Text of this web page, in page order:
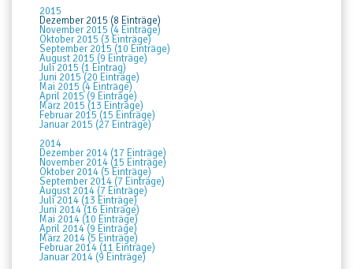
2015
Dezember 2015 (8 Einträge)
November 2015 (4 Einträge)
Oktober 2015 (3 Einträge)
September 2015 (10 Einträge)
August 2015 (9 Einträge)
Juli 2015 (1 Eintrag)
Juni 2015 (20 Einträge)
Mai 2015 (4 Einträge)
April 2015 (9 Einträge)
März 2015 (13 Einträge)
Februar 2015 (15 Einträge)
Januar 2015 (27 Einträge)
2014
Dezember 2014 (17 Einträge)
November 2014 (15 Einträge)
Oktober 2014 (5 Einträge)
September 2014 (7 Einträge)
August 2014 (7 Einträge)
Juli 2014 (13 Einträge)
Juni 2014 (16 Einträge)
Mai 2014 (10 Einträge)
April 2014 (9 Einträge)
März 2014 (5 Einträge)
Februar 2014 (11 Einträge)
Januar 2014 (9 Einträge)